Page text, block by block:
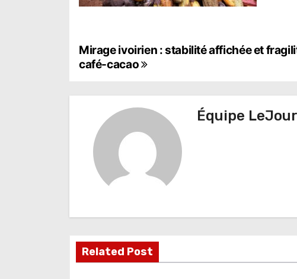
N
a
v
i
n
Mirage ivoirien : stabilité affichée et
café-cacao
Équipe
Related Post